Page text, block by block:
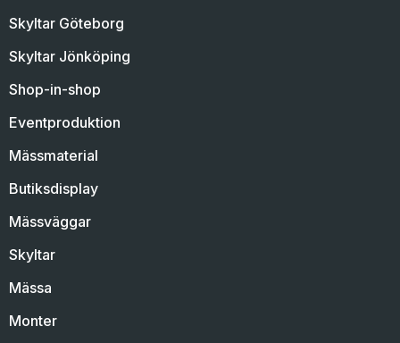
Skyltar Göteborg
Skyltar Jönköping
Shop-in-shop
Eventproduktion
Mässmaterial
Butiksdisplay
Mässväggar
Skyltar
Mässa
Monter